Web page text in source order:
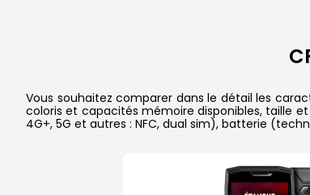
Vous souhaitez comparer dans le détail les
coloris et capacités mémoire disponibles, taille
4G+, 5G et autres : NFC, dual sim), batterie